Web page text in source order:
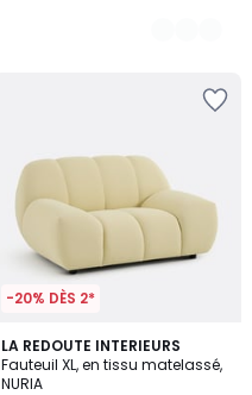
-20% DÈS 2*
LA REDOUTE INTERIEURS
Fauteuil XL, en tissu matelassé,
NURIA
3
Couleurs